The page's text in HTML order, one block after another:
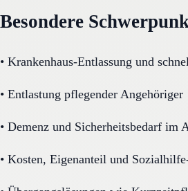
Besondere
• Krankenhaus-Entlassung und
• Entlastung pflegender Angehöriger
• Demenz und Sicherheitsbedarf im
• Kosten, Eigenanteil und